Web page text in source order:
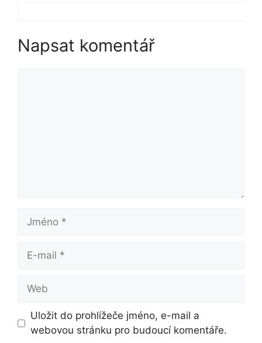
Napsat komentář
Jméno
Web
Uložit do prohlížeče jméno, e-mail a
webovou stránku pro budoucí komentáře.